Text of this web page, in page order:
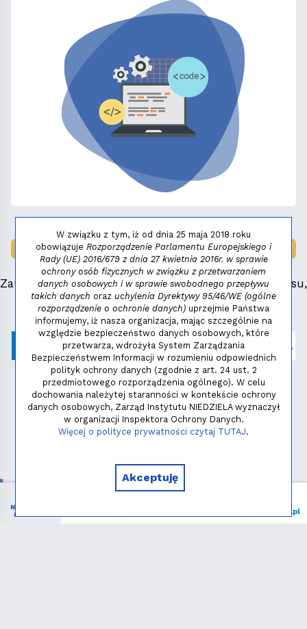
LAUREAT NAGRODY:MAŁY FENIKS 2025
Zauważyłeś błąd, masz propozycje dotyczące serwisu,
napisz:niezbednik@niedziela.pl
Polityka prywatności
Copyright © 2026 - Instytut NIEDZIELA
NIEZBĘDNIK
KATOLIKA
niedziela.pl
W związku z tym, iż od dnia 25 maja 2018 roku
obowiązuje Rozporządzenie Parlamentu Europejskiego i
Rady (UE) 2016/679 z dnia 27 kwietnia 2016r. w sprawie
ochrony osób fizycznych w związku z przetwarzaniem
danych osobowych i w sprawie swobodnego przepływu
takich danych oraz uchylenia Dyrektywy 95/46/WE (ogólne
rozporządzenie o ochronie danych) uprzejmie Państwa
informujemy, iż nasza organizacja, mając szczególnie na
względzie bezpieczeństwo danych osobowych, które
przetwarza, wdrożyła System Zarządzania
Bezpieczeństwem Informacji w rozumieniu odpowiednich
polityk ochrony danych (zgodnie z art. 24 ust. 2
przedmiotowego rozporządzenia ogólnego). W celu
dochowania należytej staranności w kontekście ochrony
danych osobowych, Zarząd Instytutu NIEDZIELA wyznaczył
w organizacji Inspektora Ochrony Danych.
Więcej o polityce prywatności czytaj TUTAJ.
Akceptuję